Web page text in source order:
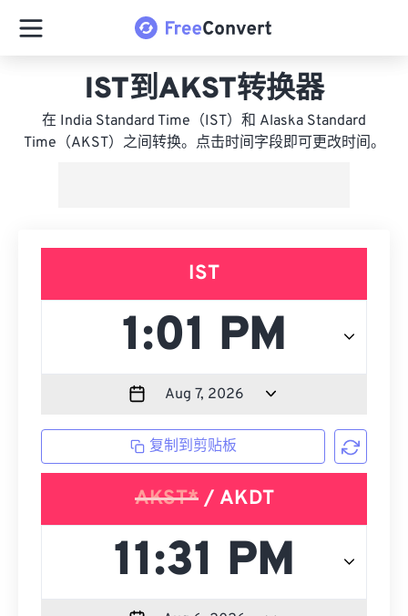
IST到AKST转换器
在 India Standard Time（IST）和 Alaska Standard
Time（AKST）之间转换。点击时间字段即可更改时间。
IST
复制到剪贴板
AKST*/ AKDT